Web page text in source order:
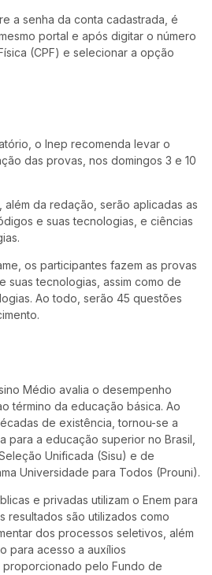
a senha da conta cadastrada, é
portal e após digitar o número
(CPF) e selecionar a opção
o Inep recomenda levar o
das provas, nos domingos 3 e 10
além da redação, serão aplicadas as
e suas tecnologias, e ciências
os participantes fazem as provas
suas tecnologias, assim como de
Ao todo, serão 45 questões
Médio avalia o desempenho
término da educação básica. Ao
de existência, tornou-se a
para a educação superior no Brasil,
Unificada (Sisu) e de
Universidade para Todos (Prouni).
e privadas utilizam o Enem para
resultados são utilizados como
dos processos seletivos, além
para acesso a auxílios
pelo Fundo de